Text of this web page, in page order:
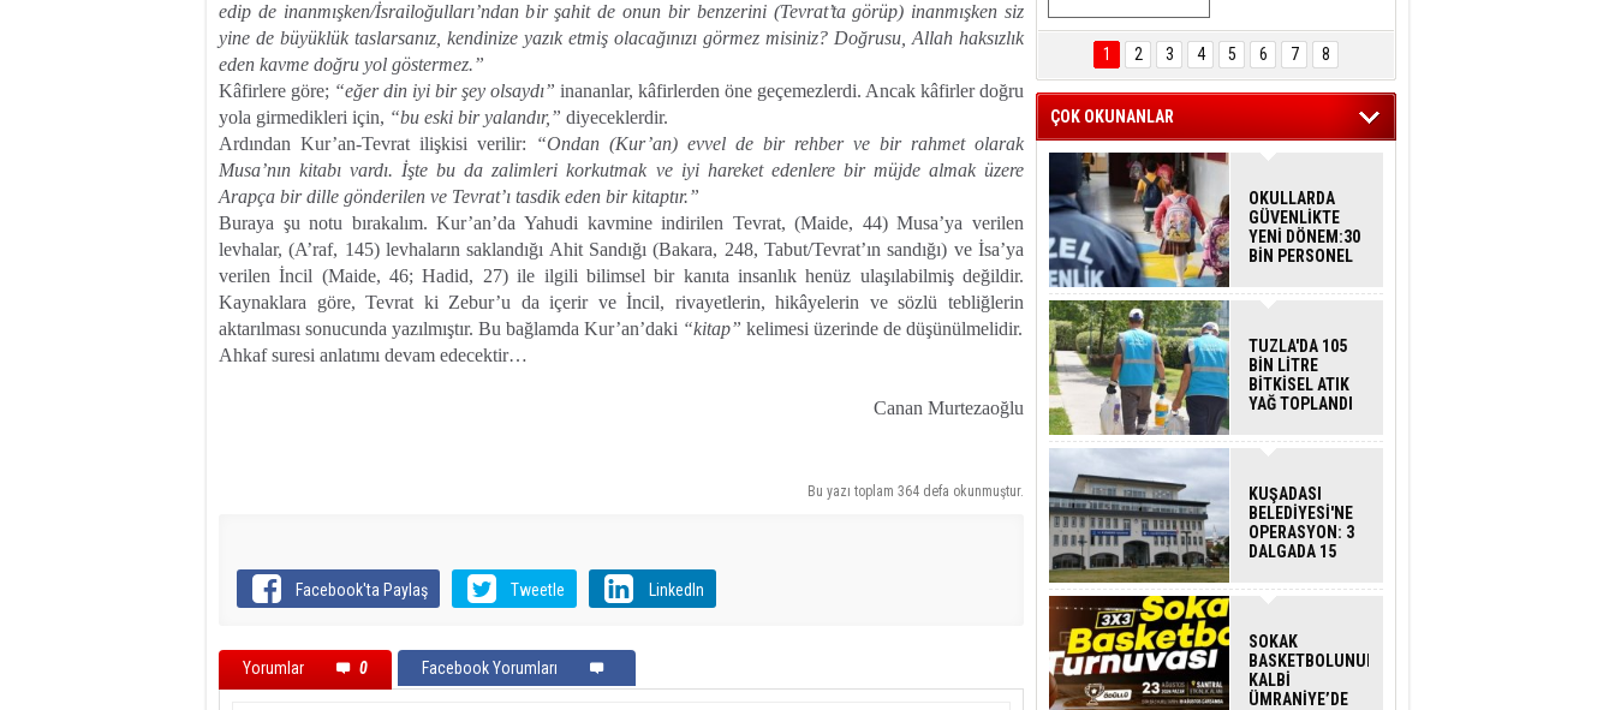
edip de inanmışken/İsrailoğulları’ndan bir şahit de onun bir benzerini (Tevrat’ta görüp) inanmışken siz
yine de büyüklük taslarsanız, kendinize yazık etmiş olacağınızı görmez misiniz? Doğrusu, Allah haksızlık
eden kavme doğru yol göstermez.”
Kâfirlere göre; “eğer din iyi bir şey olsaydı” inananlar, kâfirlerden öne geçemezlerdi. Ancak kâfirler doğru
yola girmedikleri için, “bu eski bir yalandır,” diyeceklerdir.
Ardından Kur’an-Tevrat ilişkisi verilir:
“Ondan (Kur’an) evvel de bir rehber ve bir rahmet olarak
Musa’nın kitabı vardı. İşte bu da zalimleri korkutmak ve iyi hareket edenlere bir müjde almak üzere
Arapça bir dille gönderilen ve Tevrat’ı tasdik eden bir kitaptır.”
Buraya şu notu bırakalım. Kur’an’da Yahudi kavmine indirilen Tevrat, (Maide, 44) Musa’ya verilen
levhalar, (A’raf, 145) levhaların saklandığı Ahit Sandığı (Bakara, 248, Tabut/Tevrat’ın sandığı) ve İsa’ya
verilen İncil (Maide, 46; Hadid, 27) ile ilgili bilimsel bir kanıta insanlık henüz ulaşılabilmiş değildir.
Kaynaklara göre, Tevrat ki Zebur’u da içerir ve İncil, rivayetlerin, hikâyelerin ve sözlü tebliğlerin
aktarılması sonucunda yazılmıştır. Bu bağlamda Kur’an’daki “kitap” kelimesi üzerinde de düşünülmelidir.
Ahkaf suresi anlatımı devam edecektir…
Canan Murtezaoğlu
Bu yazı toplam 364 defa okunmuştur.
Facebook'ta Paylaş Tweetle LinkedIn
Yorumlar 0 Facebook Yorumları
KARTAL ENGELSİZ
YAŞAM FESTİVALİ
KONSERİ
İZLEYİCİLERİ MEST
1 2 3 4 5 6 7 8
ÇOK OKUNANLAR
OKULLARDA
GÜVENLİKTE
YENİ DÖNEM:30
BİN PERSONEL
DEDEKTÖRLÜ
TUZLA'DA 105
BİN LİTRE
BİTKİSEL ATIK
YAĞ TOPLANDI
KUŞADASI
BELEDİYESİ'NE
OPERASYON: 3
DALGADA 15
SOKAK
BASKETBOLUNUN
KALBİ
ÜMRANİYE’DE